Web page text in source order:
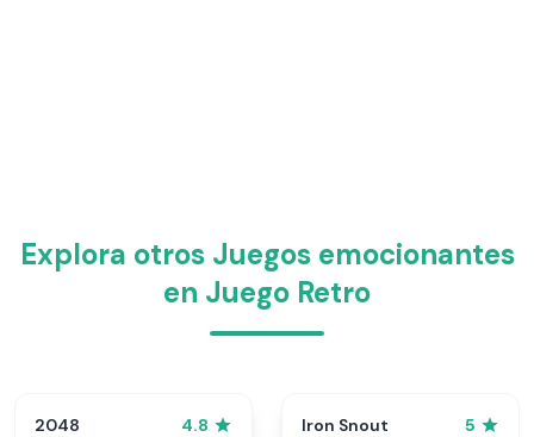
Explora otros Juegos emocionantes
en Juego Retro
2048 4.8 Iron Snout 5